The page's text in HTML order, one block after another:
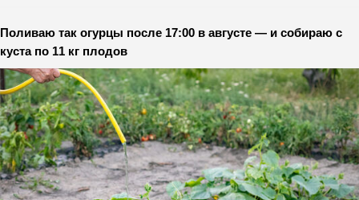
Поливаю так огурцы после 17:00 в августе — и собираю с
куста по 11 кг плодов